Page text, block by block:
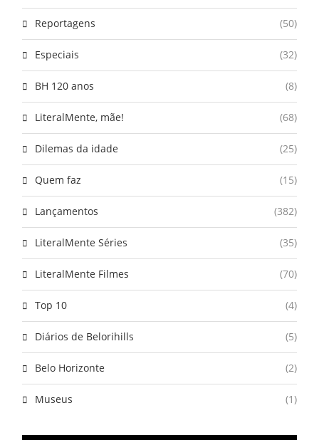
Reportagens (50)
Especiais (32)
BH 120 anos (8)
LiteralMente, mãe! (68)
Dilemas da idade (25)
Quem faz (15)
Lançamentos (382)
LiteralMente Séries (35)
LiteralMente Filmes (70)
Top 10 (4)
Diários de Belorihills (5)
Belo Horizonte (2)
Museus (1)